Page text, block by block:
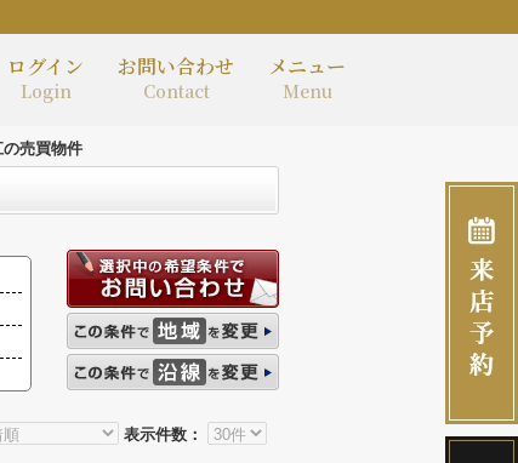
ログイン
Login
お問い合わせ
Contact
メニュー
Menu
の売買物件
表示件数：